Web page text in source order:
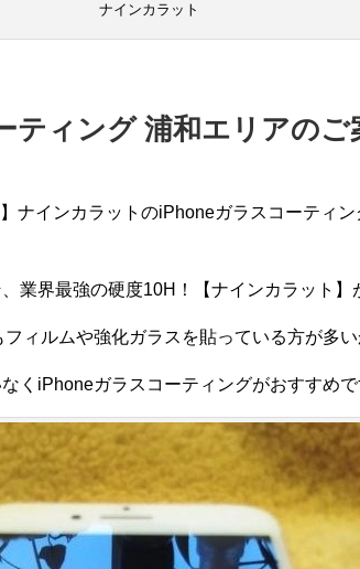
ナインカラット
ティング 浦和エリアのご
ナインカラットのiPhoneガラスコーティ
業界最強の硬度10H！【ナインカラット】
ィルムや強化ガラスを貼っている方が多い
くiPhoneガラスコーティングがおすすめで